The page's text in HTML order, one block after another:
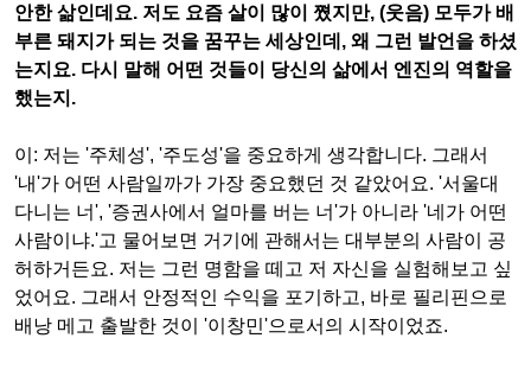
안한 삶인데요. 저도 요즘 살이 많이 쪘지만, (웃음) 모두가 배
부른 돼지가 되는 것을 꿈꾸는 세상인데 , 왜 그런 발언을 하셨
는지요. 다시 말해 어떤 것들이 당신의 삶에서 엔진의 역할을
했는지 .
이 : 저는 '주체성', '주도성'을 중요하게 생각합니다. 그래서
'내'가 어떤 사람일까가 가장 중요했던 것 같았어요. '서울대
다니는 너', '증권사에서 얼마를 버는 너'가 아니라 '네가 어떤
사람이냐.'고 물어보면 거기에 관해서는 대부분의 사람이 공
허하거든요. 저는 그런 명함을 떼고 저 자신을 실험해보고 싶
었어요. 그래서 안정적인 수익을 포기하고, 바로 필리핀으로
배낭 메고 출발한 것이 '이창민'으로서의 시작이었죠.